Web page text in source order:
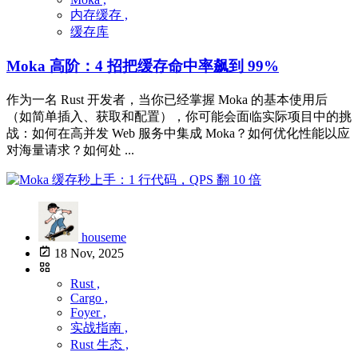
内存缓存 ,
缓存库
Moka 高阶：4 招把缓存命中率飙到 99%
作为一名 Rust 开发者，当你已经掌握 Moka 的基本使用后
（如简单插入、获取和配置），你可能会面临实际项目中的挑
战：如何在高并发 Web 服务中集成 Moka？如何优化性能以应
对海量请求？如何处 ...
houseme
18 Nov, 2025
Rust ,
Cargo ,
Foyer ,
实战指南 ,
Rust 生态 ,